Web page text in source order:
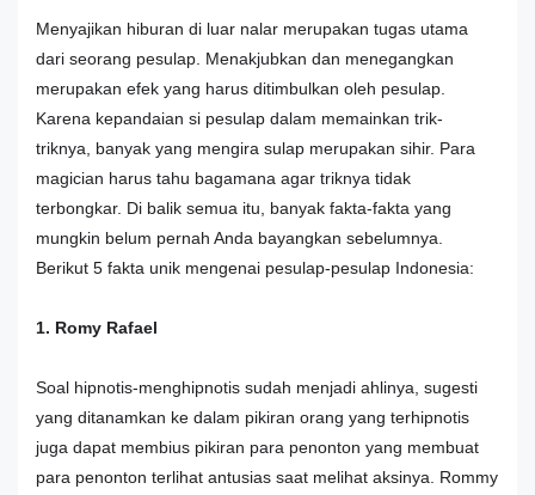
Menyajikan hiburan di luar nalar merupakan tugas utama
dari seorang pesulap. Menakjubkan dan menegangkan
merupakan efek yang harus ditimbulkan oleh pesulap.
Karena kepandaian si pesulap dalam memainkan trik-
triknya, banyak yang mengira sulap merupakan sihir. Para
magician harus tahu bagamana agar triknya tidak
terbongkar. Di balik semua itu, banyak fakta-fakta yang
mungkin belum pernah Anda bayangkan sebelumnya.
Berikut 5 fakta unik mengenai pesulap-pesulap Indonesia:
1. Romy Rafael
Soal hipnotis-menghipnotis sudah menjadi ahlinya, sugesti
yang ditanamkan ke dalam pikiran orang yang terhipnotis
juga dapat membius pikiran para penonton yang membuat
para penonton terlihat antusias saat melihat aksinya. Rommy